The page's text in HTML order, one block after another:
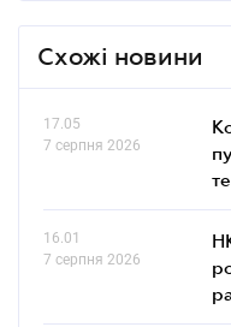
Схожі новини
17.05
7 серпня 2026
16.01
7 серпня 2026